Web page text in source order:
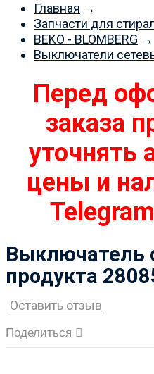
Главная →
Запчасти для
BEKO - BLOMBERG →
Выключатели
Перед
заказа
уточнять
цены и
Выключатель
продукта
Оставить отзыв
Поделиться